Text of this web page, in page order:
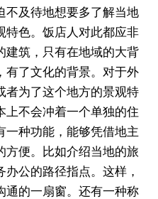
不及待地想要多了解当地
特色。饭店人对此都应非
建筑，只有在地域的大背
有了文化的背景。对于外
者为了这个地方的景观特
上不会冲着一个单独的住
一种功能，能够凭借地主
方便。比如介绍当地的旅
公的路径指点。这样，
通的一扇窗。还有一种称